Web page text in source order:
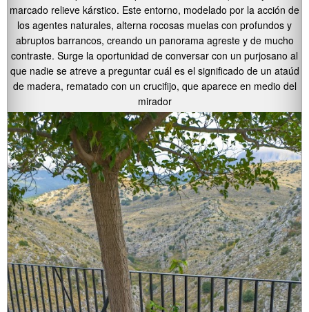
marcado relieve kárstico. Este entorno, modelado por la acción de
los agentes naturales, alterna rocosas muelas con profundos y
abruptos barrancos, creando un panorama agreste y de mucho
contraste. Surge la oportunidad de conversar con un purjosano al
que nadie se atreve a preguntar cuál es el significado de un ataúd
de madera, rematado con un crucifijo, que aparece en medio del
mirador